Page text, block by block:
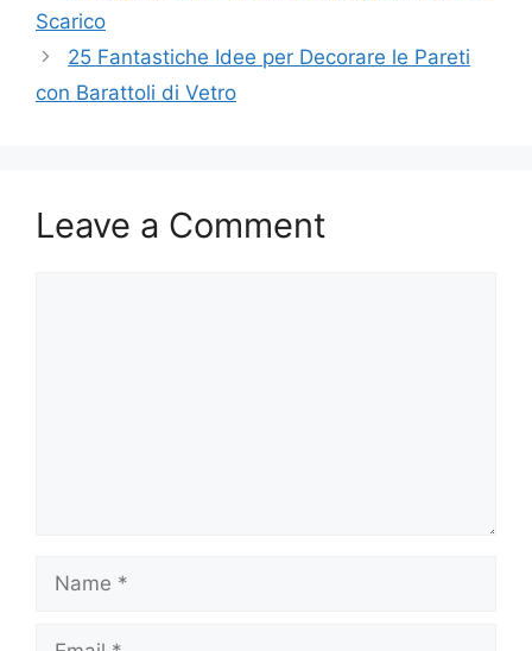
Scarico
25 Fantastiche Idee per Decorare le Pareti
con Barattoli di Vetro
Leave a Comment
Name
Email